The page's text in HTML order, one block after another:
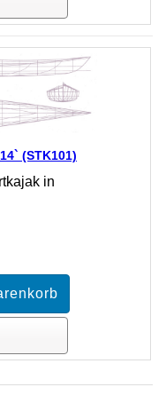
(STK101)
in